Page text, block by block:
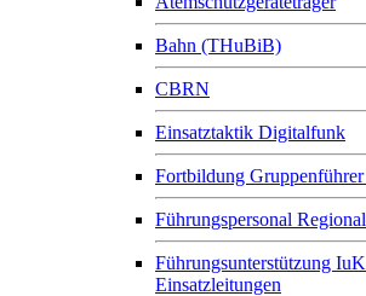
Bahn (THuBiB)
CBRN
Einsatztaktik Digitalfunk
Fortbildung
Führungspersonal
Führungsunterstützung
Einsatzleitungen